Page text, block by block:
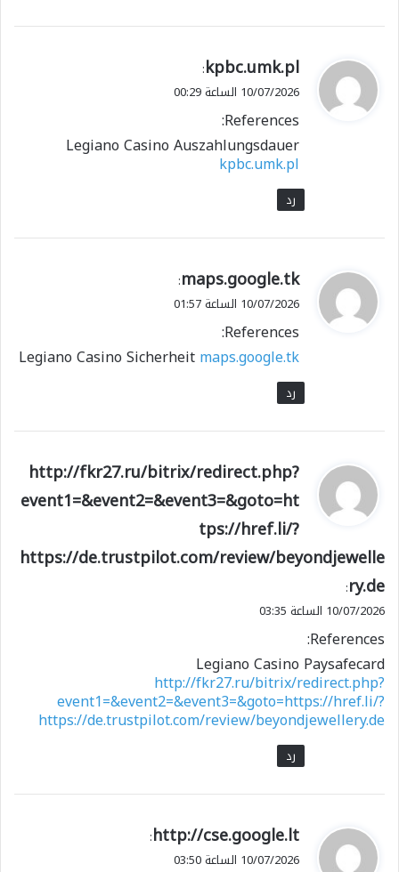
ي
ق
ل
kpbc.umk.pl
:
10/07/2026 الساعة 00:29
References:
Legiano Casino Auszahlungsdauer
kpbc.umk.pl
رد
ي
ق
ل
maps.google.tk
:
10/07/2026 الساعة 01:57
References:
Legiano Casino Sicherheitmaps.google.tk
رد
ي
ق
و
ل
http://fkr27.ru/bitrix/redirect.php?
event1=&event2=&event3=&goto=ht
tps://href.li/?
https://de.trustpilot.com/review/beyondjewelle
ry.de
:
10/07/2026 الساعة 03:35
References:
Legiano Casino Paysafecard
http://fkr27.ru/bitrix/redirect.php?
event1=&event2=&event3=&goto=https://href.li/?
https://de.trustpilot.com/review/beyondjewellery.de
رد
ي
ق
http://cse.google.lt
:
10/07/2026 الساعة 03:50